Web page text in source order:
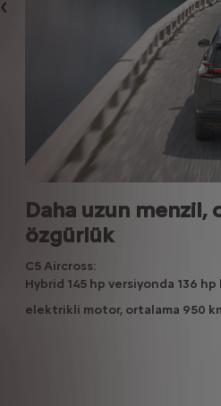
Bi̇r Önceki̇
Daha uzun menzil,
özgürlük
C5 Aircross:
Hybrid 145 hp versiyonda 136
elektrikli motor, ortalama 950